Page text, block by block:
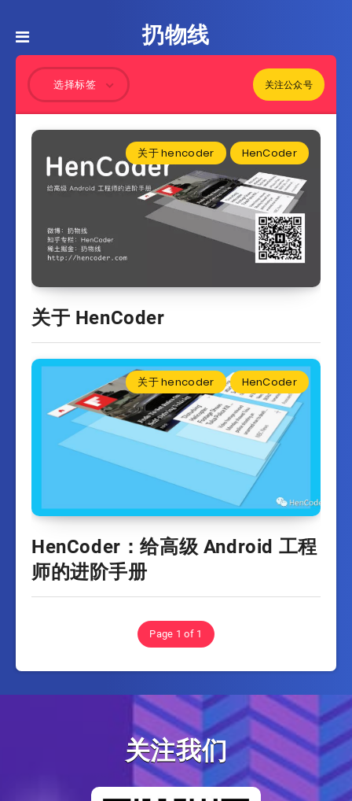
扔物线
选择标签 关注公众号
关于 hencoder HenCoder
关于 HenCoder
关于 hencoder HenCoder
HenCoder：给高级 Android 工程
师的进阶手册
Page 1 of 1
关注我们